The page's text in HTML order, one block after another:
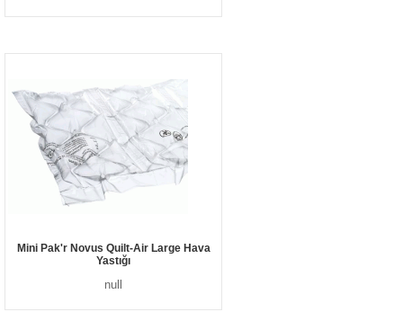
Mini Pak'r Novus Quilt-Air Large Hava
Yastığı
null